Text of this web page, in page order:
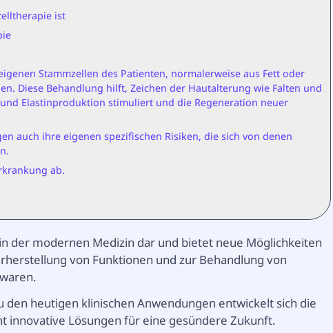
ist
Stammzellen des Patienten, normalerweise aus Fett oder
Diese Behandlung hilft, Zeichen der Hautalterung wie Falten und
Elastinproduktion stimuliert und die Regeneration neuer
auch ihre eigenen spezifischen Risiken, die sich von denen
ab.
der modernen Medizin dar und bietet neue Möglichkeiten
von Funktionen und zur Behandlung von
heutigen klinischen Anwendungen entwickelt sich die
innovative Lösungen für eine gesündere Zukunft.